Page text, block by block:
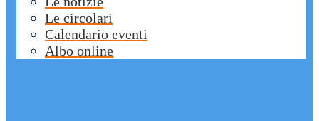
Le circolari
Calendario eventi
Albo online